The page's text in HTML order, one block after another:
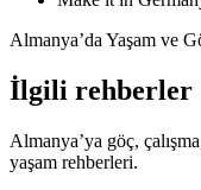
Almanya’da Yaşam ve
İlgili rehberler
Almanya’ya göç,
yaşam rehberleri.